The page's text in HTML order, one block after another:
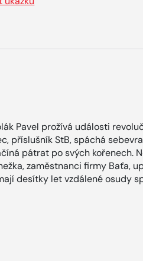
Pavel prožívá události
příslušník StB, spáchá
pátrat po svých kořenech.
zaměstnanci firmy Baťa,
desítky let vzdálené osudy